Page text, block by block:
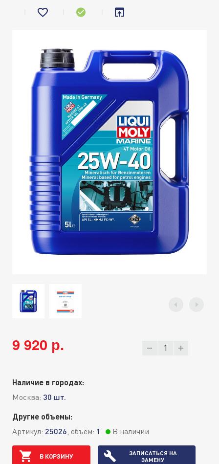
9 920 р.
Наличие в городах:
Москва: 30 шт.
Другие объемы:
Артикул: 25026, объём: 1 В наличии
В КОРЗИНУ
ЗАПИСАТЬСЯ НА
ЗАМЕНУ